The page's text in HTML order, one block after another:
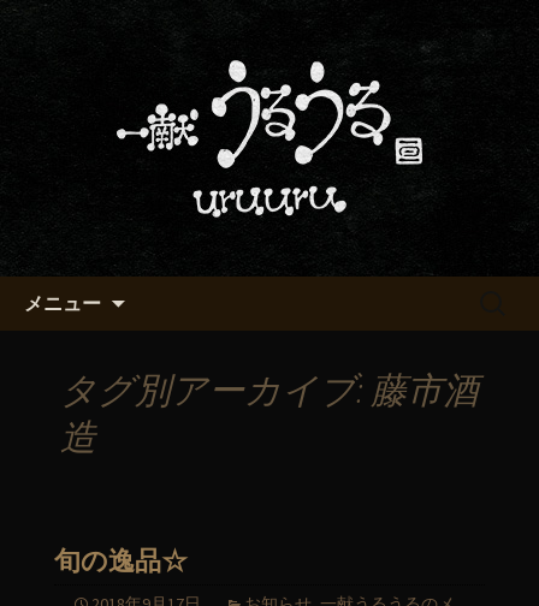
京都・五条でおいしい地酒が飲
める「一献うるうる」のブロ
京都・五条烏丸の町屋居酒屋「一献う
るうる」からのお知らせ
メニュー
タグ別アーカイブ: 藤市酒
造
旬の逸品☆